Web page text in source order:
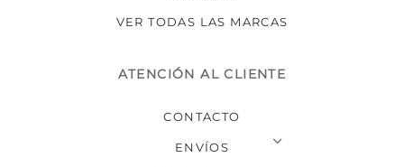
VER TODAS LAS MARCAS
ATENCIÓN AL CLIENTE
CONTACTO
ENVÍOS